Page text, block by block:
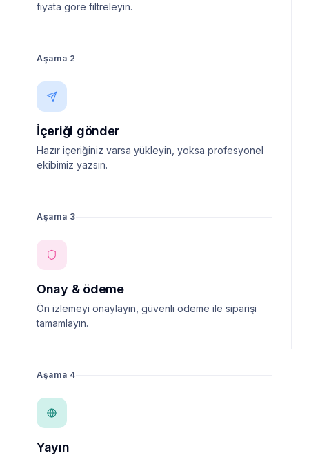
fiyata göre filtreleyin.
Aşama 2
İçeriği gönder
Hazır içeriğiniz varsa yükleyin, yoksa profesyonel
ekibimiz yazsın.
Aşama 3
Onay & ödeme
Ön izlemeyi onaylayın, güvenli ödeme ile siparişi
tamamlayın.
Aşama 4
Yayın